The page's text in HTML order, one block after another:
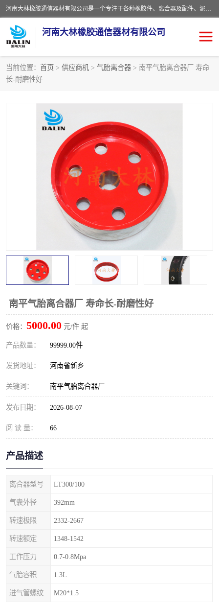
河南大林橡胶通信器材有限公司是一个专注于各种橡胶件、离合器及配件、泥浆泵及配件等产品设计制造和加工的企业。产品应用于矿山、冶金、石油、钢铁、化工、水泥、船舶、造纸、通用机械等各种大功率机械传动或制动装置。
河南大林橡胶通信器材有限公司
当前位置： 首页 > 供应商机 > 气胎离合器 > 南平气胎离合器厂 寿命
长-耐磨性好
南平气胎离合器厂 寿命长-耐磨性好
价格： 5000.00 元/件 起
产品数量： 99999.00件
发货地址： 河南省新乡
关键词： 南平气胎离合器厂
发布日期： 2026-08-07
阅 读 量： 66
产品描述
离合器型号 LT300/100
气囊外径 392mm
转速极限 2332-2667
转速额定 1348-1542
工作压力 0.7-0.8Mpa
气胎容积 1.3L
进气管螺纹 M20*1.5
推盘离合器
VC离合器
PO隔膜离合器 气胎离合器
泥浆泵空气包胶囊 气动元件
DY隔膜式离合器 CB离合器
实芯轮胎
联轴器
橡胶件 液力端配件